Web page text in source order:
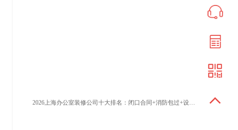
2026上海办公室装修公司十大排名：闭口合同+消防包过+设计封神榜